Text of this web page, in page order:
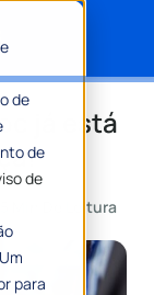
de
de
de
para
já está
5 Min De Leitura